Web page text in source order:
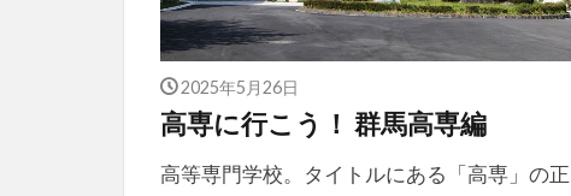
2025年5月26日
高専に行こう！ 群馬高専編
高等専門学校。タイトルにある「高専」の正